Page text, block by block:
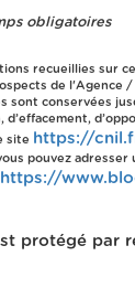
obligatoires
recueillies sur
de l'Agence /
sont conservées
d’effacement,
site https://
pouvez adresser
https://
protégé par